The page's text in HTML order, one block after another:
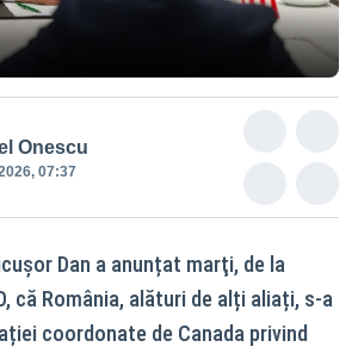
Onescu
07:37
Dan a anunțat marţi, de la
că România, alături de alți aliați, s-a
coordonate de Canada privind